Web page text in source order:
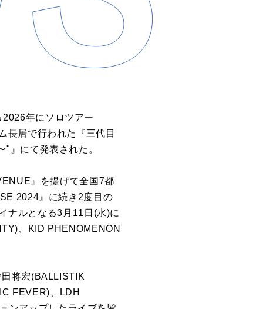
年にソロツアー
長居で行われた『三代目
』にて発表された。
』を提げて全国7都
2024』に続き2度目の
ナルとなる3月11日(水)に
、KID PHENOMENON
将宏(BALLISTIK
FEVER)、LDH